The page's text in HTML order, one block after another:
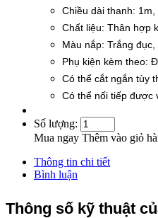
Chiều dài thanh: 1m,
Chất liệu: Thân hợp
Màu nắp: Trắng
Phụ kiện kèm theo:
Có thể cắt ngắn tùy
Có thể nối tiếp được
Số lượng:
Mua ngay Thêm vào giỏ
Thông tin chi tiết
Bình luận
Thông số kỹ thuật